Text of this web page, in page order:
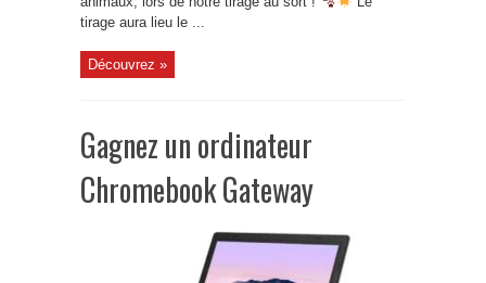
tirage aura lieu le ...
Découvrez »
Gagnez un ordinateur
Chromebook Gateway